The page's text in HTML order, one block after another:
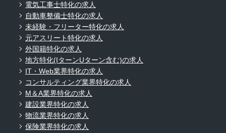
電気工事士特化の求人
自動車整備士特化の求人
未経験・フリーター特化の求人
元アスリート特化の求人
外国籍特化の求人
地方特化(IターンUターン含む)の求人
IT・Web業界特化の求人
コンサルティング業界特化の求人
M＆A業界特化の求人
建設業界特化の求人
物流業界特化の求人
保険業界特化の求人